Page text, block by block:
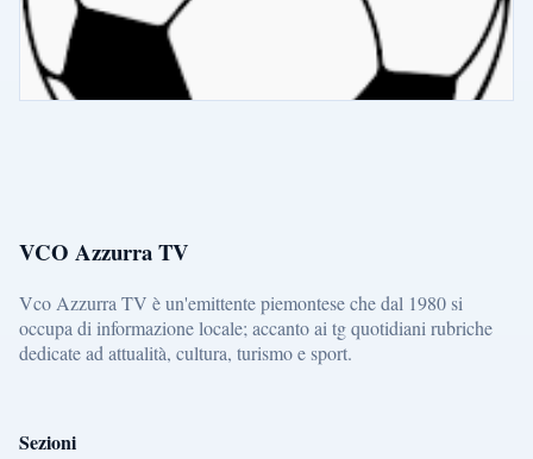
VCO Azzurra TV
Vco Azzurra TV è un'emittente piemontese che dal 1980 si
occupa di informazione locale; accanto ai tg quotidiani rubriche
dedicate ad attualità, cultura, turismo e sport.
Sezioni